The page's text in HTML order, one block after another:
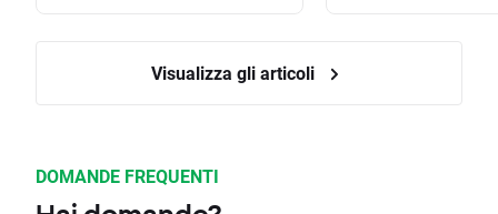
Visualizza gli articoli
DOMANDE FREQUENTI